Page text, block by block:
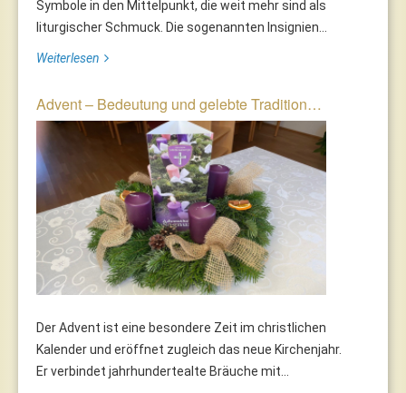
Symbole in den Mittelpunkt, die weit mehr sind als
liturgischer Schmuck. Die sogenannten Insignien...
Weiterlesen
Advent – Bedeutung und gelebte Tradition…
Der Advent ist eine besondere Zeit im christlichen
Kalender und eröffnet zugleich das neue Kirchenjahr.
Er verbindet jahrhundertealte Bräuche mit...